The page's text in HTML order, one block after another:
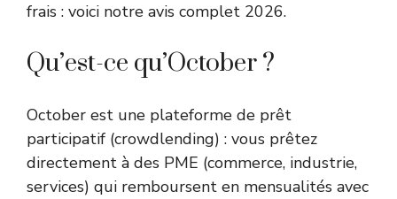
frais : voici notre avis complet 2026.
Qu’est-ce qu’October ?
October est une plateforme de prêt
participatif (crowdlending) : vous prêtez
directement à des PME (commerce, industrie,
services) qui remboursent en mensualités avec